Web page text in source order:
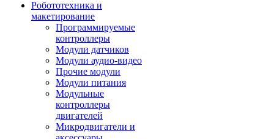
Робототехника и
макетирование
Программируемые
контроллеры
Модули датчиков
Модули аудио-видео
Прочие модули
Модули питания
Модульные
контроллеры
двигателей
Микродвигатели и